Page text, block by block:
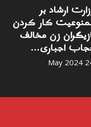
ارشاد بر
کار کردن
زن مخالف
اجباری...
24